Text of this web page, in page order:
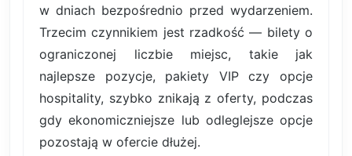
w dniach bezpośrednio przed wydarzeniem.
Trzecim czynnikiem jest rzadkość — bilety o
ograniczonej liczbie miejsc, takie jak
najlepsze pozycje, pakiety VIP czy opcje
hospitality, szybko znikają z oferty, podczas
gdy ekonomiczniejsze lub odleglejsze opcje
pozostają w ofercie dłużej.